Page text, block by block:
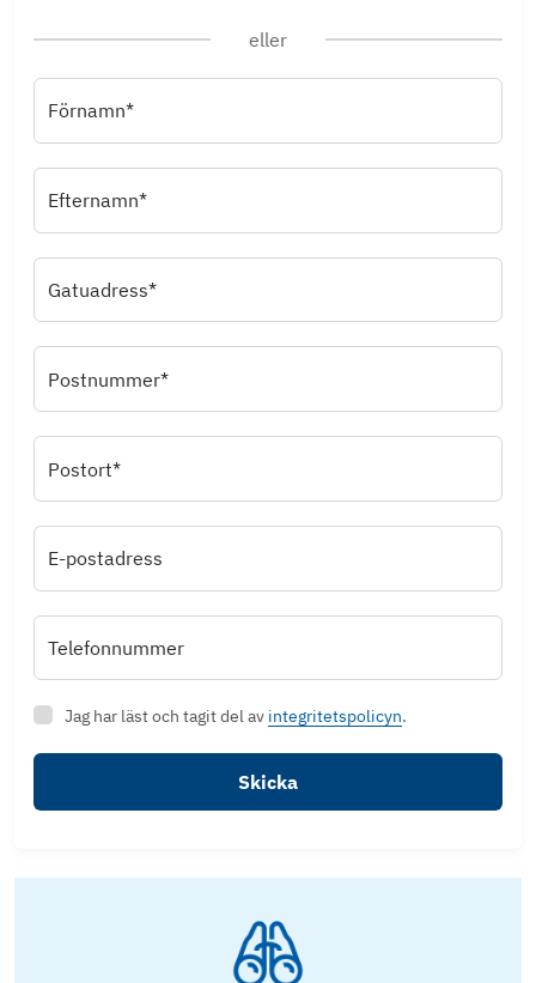
eller
Förnamn*
Efternamn*
Gatuadress*
Postnummer*
Postort*
E-postadress
Telefonnummer
Jag har läst och tagit del av integritetspolicyn.
Skicka